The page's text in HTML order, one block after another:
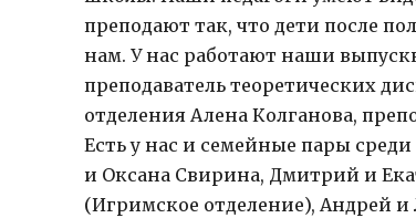
преподают так, что дети после
нам. У нас работают наши
преподаватель теоретических
отделения Алена Колганова,
Есть у нас и семейные пары
и Оксана Свирина, Дмитрий и
(Игримское отделение), Андрей и